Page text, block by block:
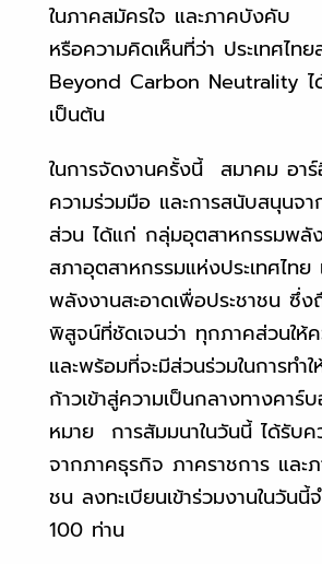
ในภาคสมัครใจ และภาคบังคับ
หรือความคิดเห็นที่ว่า ประเทศไท
Beyond Carbon Neutrality ไ
เป็นต้น
ในการจัดงานครั้งนี้ สมาคม อา
ความร่วมมือ และการสนับสนุนจ
ส่วน ได้แก่ กลุ่มอุตสาหกรรมพลั
สภาอุตสาหกรรมแห่งประเทศไทย
พลังงานสะอาดเพื่อประชาชน ซึ่ง
พิสูจน์ที่ชัดเจนว่า ทุกภาคส่วนให้
และพร้อมที่จะมีส่วนร่วมในการทำใ
ก้าวเข้าสู่ความเป็นกลางทางคาร์
หมาย การสัมมนาในวันนี้ ได้รับค
จากภาคธุรกิจ ภาคราชการ และ
ชน ลงทะเบียนเข้าร่วมงานในวันนี้
100 ท่าน